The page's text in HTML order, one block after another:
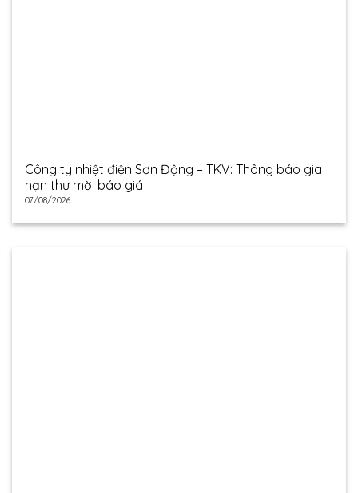
Công ty nhiệt điện Sơn Động – TKV: Thông báo gia
hạn thư mời báo giá
07/08/2026